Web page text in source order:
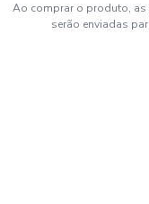
Ao comprar o produto, as
serão enviadas